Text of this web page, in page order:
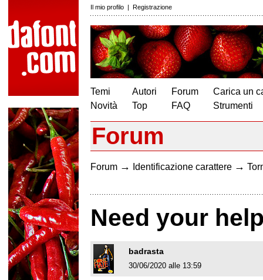
Il mio profilo | Registrazione
Temi
Novità
Autori
Top
Forum
FAQ
Carica un
Strumenti
Forum
Forum → Identificazione carattere →
Need your
badrasta
30/06/2020 alle 13:59